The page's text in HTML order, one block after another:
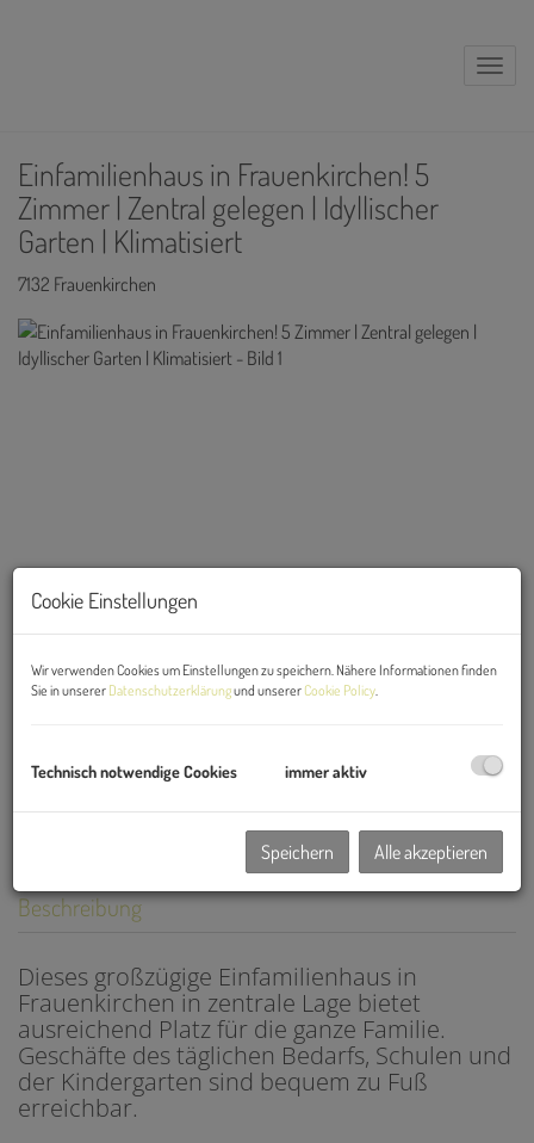
Einfamilienhaus in Frauenkirchen! 5
Zimmer | Zentral gelegen | Idyllischer
Garten | Klimatisiert
7132 Frauenkirchen
Beschreibung
Dieses großzügige Einfamilienhaus in
Frauenkirchen in zentrale Lage bietet
ausreichend Platz für die ganze Familie.
Geschäfte des täglichen Bedarfs, Schulen und
der Kindergarten sind bequem zu Fuß
erreichbar.
Cookie Einstellungen
Wir verwenden Cookies um Einstellungen zu speichern. Nähere Informationen finden
Sie in unserer Datenschutzerklärungund unserer Cookie Policy.
Technisch notwendige Cookies immer aktiv
Speichern Alle akzeptieren